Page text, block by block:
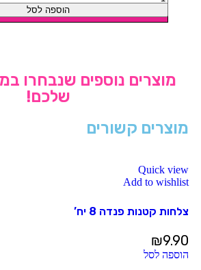
הוספה לסל
מוצרים נוספים שנבחרו
שלכם!
מוצרים קשורים
Quick view
Add to wishlist
צלחות קטנות פנדה 8 יח’
₪9.90
הוספה לסל